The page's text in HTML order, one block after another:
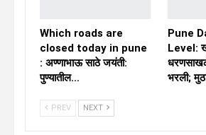
Which roads are
closed today in pune
: अण्णाभाऊ साठे जयंती:
पुण्यातील…
Pune
Level:
भरली;
PREV NEXT